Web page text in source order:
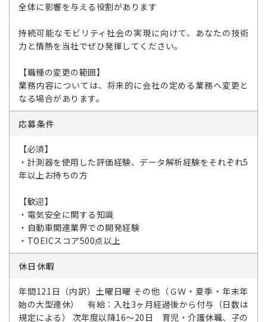
全体に影響を与える役割があります
持続可能なモビリティ社会の実現に向けて、あなたの技術
力と情熱を当社でぜひ発揮してください。
【職種の変更の範囲】
業務内容については、将来的に会社の定める業務へ変更と
なる場合があります。
応募条件
【必須】
・計測器を使用した評価経験、データ解析経験をそれぞれ5
年以上お持ちの方
【歓迎】
・電気安全に関する知識
・自動車関連業界での開発経験
・TOEICスコア500点以上
休日休暇
年間121日（内訳）土曜日曜 その他（ＧＷ・夏季・年末年
始の大型連休） 有給：入社3ヶ月経過後から付与（日数は
規定による） 次年度以降16～20日 育児・介護休職、子の